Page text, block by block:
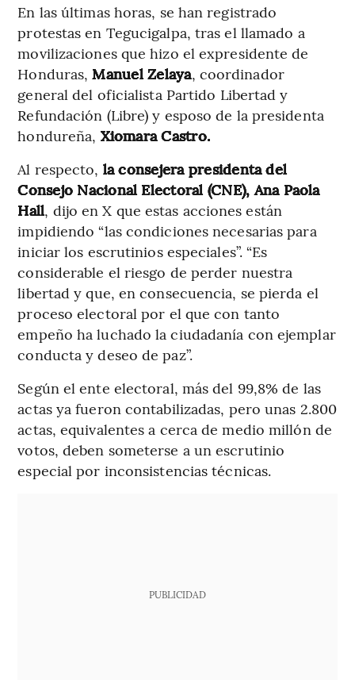
En las últimas horas, se han registrado
protestas en Tegucigalpa, tras el llamado a
movilizaciones que hizo el expresidente de
Honduras,Manuel Zelaya, coordinador
general del oficialista Partido Libertad y
Refundación (Libre) y esposo de la presidenta
hondureña, Xiomara Castro.
Al respecto, la consejera presidenta del
Consejo Nacional Electoral (CNE), Ana Paola
Hall, dijo en X que estas acciones están
impidiendo “las condiciones necesarias para
iniciar los escrutinios especiales”. “Es
considerable el riesgo de perder nuestra
libertad y que, en consecuencia, se pierda el
proceso electoral por el que con tanto
empeño ha luchado la ciudadanía con ejemplar
conducta y deseo de paz”.
Según el ente electoral, más del 99,8% de las
actas ya fueron contabilizadas, pero unas 2.800
actas, equivalentes a cerca de medio millón de
votos, deben someterse a un escrutinio
especial por inconsistencias técnicas.
PUBLICIDAD